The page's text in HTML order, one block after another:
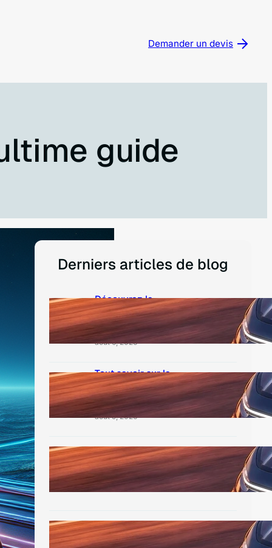
Demander un devis
guide
Derniers articles de blog
Découvrez la
puissance du 1000
multipla en détail
août 6, 2026
Tout savoir sur la
toyota sprinter
trueno de légende
août 5, 2026
Découvrez la nissan
gtr 2025
août 4, 2026
Avis sur le citroen c5
aircross interieur